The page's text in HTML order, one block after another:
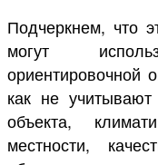
Подчеркнем, что
могут
ориентировочной
как не учитывают
объекта,
местности,